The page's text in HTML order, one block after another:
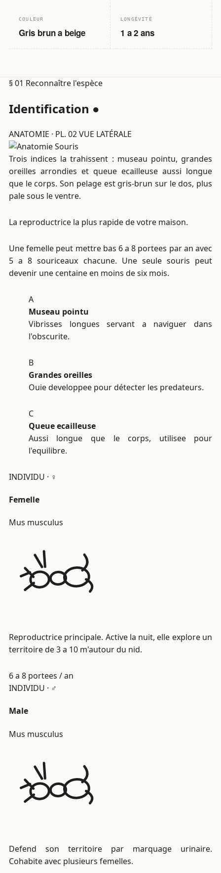
COULEUR
Gris brun a beige
LONGÉVITÉ
1 a 2 ans
§ 01 Reconnaître l'espèce
Identification ●
ANATOMIE · PL. 02VUE LATÉRALE
Trois indices la trahissent : museau pointu, grandes
oreilles arrondies et queue ecailleuse aussi longue
que le corps. Son pelage est gris-brun sur le dos, plus
pale sous le ventre.
La reproductrice la plus rapide de votre maison.
Une femelle peut mettre bas 6 a 8 portees par an avec
5 a 8 souriceaux chacune. Une seule souris peut
devenir une centaine en moins de six mois.
A
Museau pointu
Vibrisses longues servant a naviguer dans
l'obscurite.
B
Grandes oreilles
Ouie developpee pour détecter les predateurs.
C
Queue ecailleuse
Aussi longue que le corps, utilisee pour
l'equilibre.
INDIVIDU · ♀
Femelle
Mus musculus
Reproductrice principale. Active la nuit, elle explore un
territoire de 3 a 10 m'autour du nid.
6 a 8 portees / an
INDIVIDU · ♂
Male
Mus musculus
Defend son territoire par marquage urinaire.
Cohabite avec plusieurs femelles.